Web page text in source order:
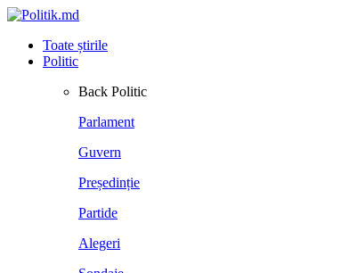
Toate știrile
Politic
Back Politic
Parlament
Guvern
Președinție
Partide
Alegeri